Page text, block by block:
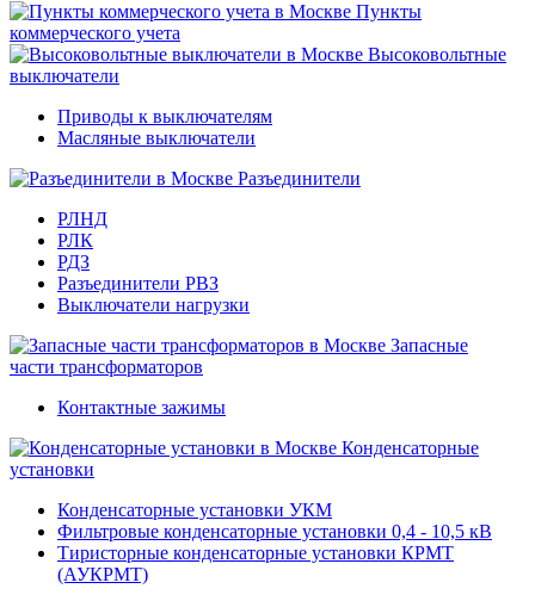
Пункты
коммерческого учета
Высоковольтные
выключатели
Приводы к выключателям
Масляные выключатели
Разъединители
РЛНД
РЛК
РДЗ
Разъединители РВЗ
Выключатели нагрузки
Запасные
части трансформаторов
Контактные зажимы
Конденсаторные
установки
Конденсаторные установки УКМ
Фильтровые конденсаторные установки 0,4 - 10,5 кВ
Тиристорные конденсаторные установки КРМТ
(АУКРМТ)